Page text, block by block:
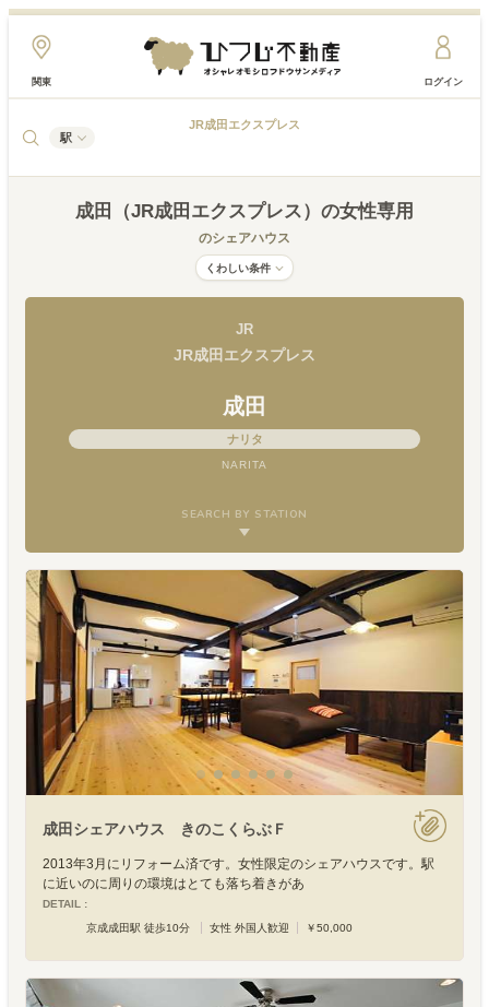
関東 ログイン
駅
JR成田エクスプレス
成田（JR成田エクスプレス） の女性専用
のシェアハウス
くわしい条件
JR
JR成田エクスプレス
成田
ナリタ
NARITA
SEARCH BY STATION
成田シェアハウス きのこくらぶＦ
2013年3月にリフォーム済です。女性限定のシェアハウスです。駅
に近いのに周りの環境はとても落ち着きがあ
DETAIL :
京成成田駅 徒歩10分
女性 外国人歓迎 ￥50,000